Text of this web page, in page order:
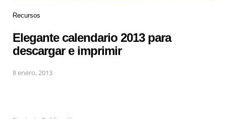
Recursos
Elegante calendario 2013 para
descargar e imprimir
8 enero, 2013